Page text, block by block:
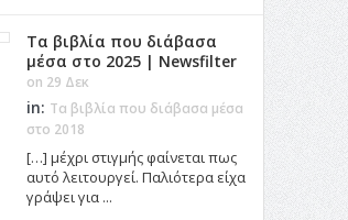
Τα βιβλία που διάβασα
μέσα στο 2025 | Newsfilter
on 29 Δεκ
in: Τα βιβλία που διάβασα μέσα
στο 2018
[…] μέχρι στιγμής φαίνεται πως
αυτό λειτουργεί. Παλιότερα είχα
γράψει για ...